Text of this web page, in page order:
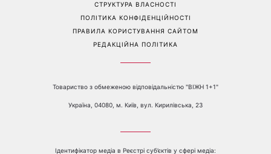
СТРУКТУРА ВЛАСНОСТІ
ПОЛІТИКА КОНФІДЕНЦІЙНОСТІ
ПРАВИЛА КОРИСТУВАННЯ САЙТОМ
РЕДАКЦІЙНА ПОЛІТИКА
Товариство з обмеженою відповідальністю "ВІЖН 1+1"
Україна, 04080, м. Київ, вул. Кирилівська, 23
Ідентифікатор медіа в Реєстрі суб’єктів у сфері медіа: